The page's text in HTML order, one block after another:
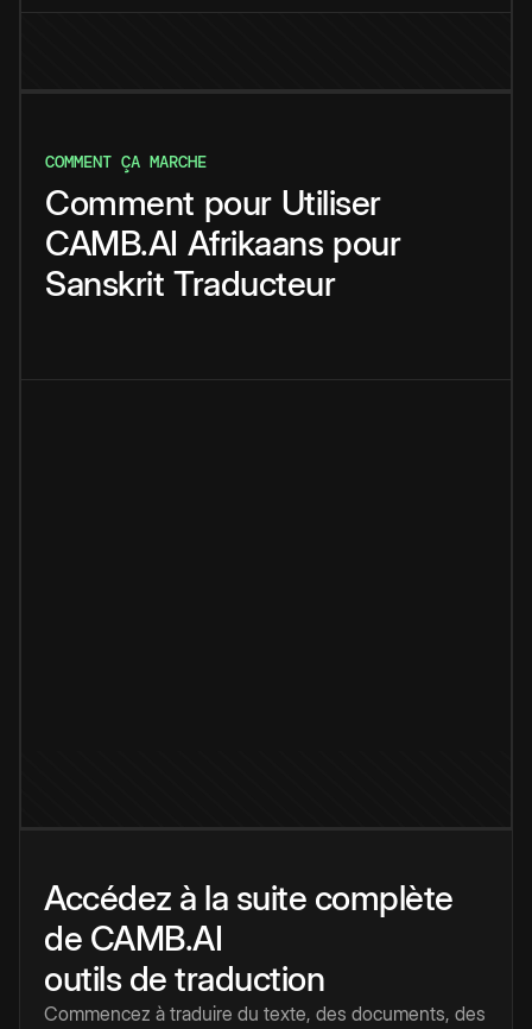
COMMENT ÇA MARCHE
Comment pour Utiliser
CAMB.AI Afrikaans pour
Sanskrit Traducteur
Accédez à la suite complète
de CAMB.AI
outils de traduction
Commencez à traduire du texte, des documents, des